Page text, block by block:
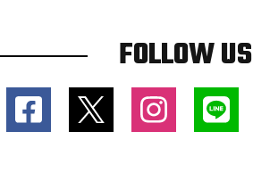
FOLLOW US